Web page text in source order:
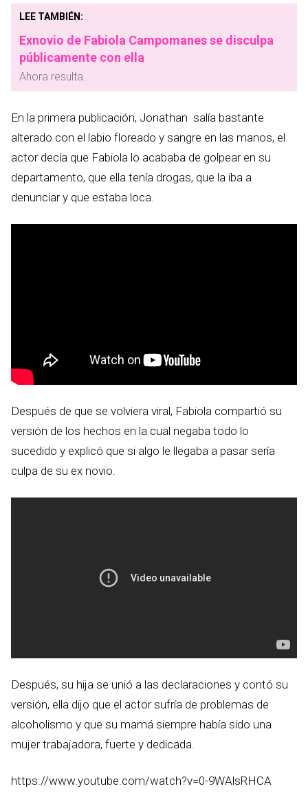
LEE TAMBIÉN:
Exnovio de Fabiola Campomanes se disculpa
públicamente con ella
Ahora resulta…
En la primera publicación, Jonathan salía bastante
alterado con el labio floreado y sangre en las manos, el
actor decía que Fabiola lo acababa de golpear en su
departamento, que ella tenía drogas, que la iba a
denunciar y que estaba loca.
Después de que se volviera viral, Fabiola compartió su
versión de los hechos en la cual negaba todo lo
sucedido y explicó que si algo le llegaba a pasar sería
culpa de su ex novio.
Después, su hija se unió a las declaraciones y contó su
versión, ella dijo que el actor sufría de problemas de
alcoholismo y que su mamá siempre había sido una
mujer trabajadora, fuerte y dedicada.
https://www.youtube.com/watch?v=0-9WAlsRHCA